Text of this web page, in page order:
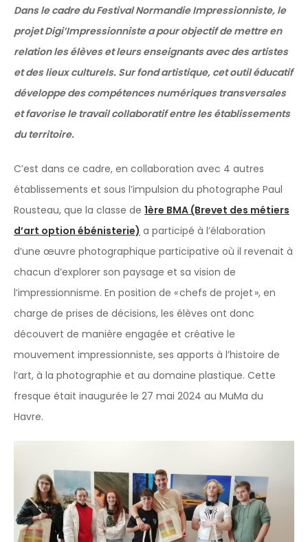
Dans le cadre duFestival Normandie Impressionniste, le
projet Digi’Impressionniste a pour objectif de mettre en
relation les élèves et leurs enseignants avec des artistes
et des lieux culturels. Sur fond artistique, cet outil éducatif
développe des compétences numériques transversales
et favorise le travail collaboratif entre les établissements
du territoire.
C’est dans ce cadre, en collaboration avec 4 autres
établissements et sous l’impulsion du photographe Paul
Rousteau, que la classe de 1ère BMA (Brevet des métiers
d’art option ébénisterie) a participé à l’élaboration
d’une œuvre photographique participative où il revenait à
chacun d’explorer son paysage et sa vision de
l’impressionnisme. En position de « chefs de projet », en
charge de prises de décisions, les élèves ont donc
découvert de manière engagée et créative le
mouvement impressionniste, ses apports à l’histoire de
l’art, à la photographie et au domaine plastique. Cette
fresque était inaugurée le 27 mai 2024 au MuMa du
Havre.